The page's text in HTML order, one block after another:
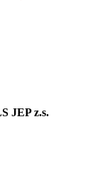
JEP z.s.